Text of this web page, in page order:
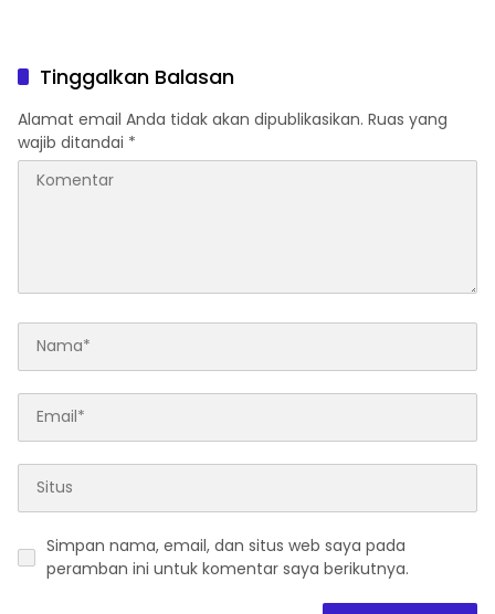
Tinggalkan Balasan
Alamat email Anda tidak akan dipublikasikan. Ruas yang
wajib ditandai *
Simpan nama, email, dan situs web saya pada
peramban ini untuk komentar saya berikutnya.